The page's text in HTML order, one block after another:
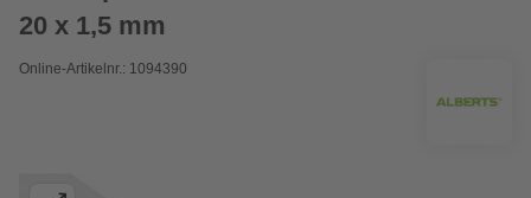
20 x 1,5 mm
Online-Artikelnr.: 1094390